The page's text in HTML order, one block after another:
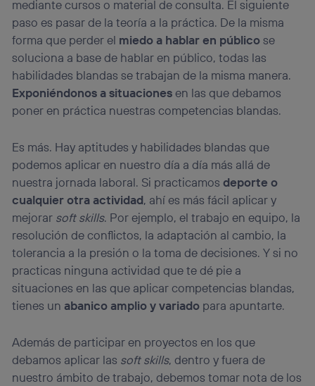
mediante cursos o material de consulta. El siguiente
paso es pasar de la teoría a la práctica. De la misma
forma que perder el miedo a hablar en públicose
soluciona a base de hablar en público, todas las
habilidades blandas se trabajan de la misma manera.
Exponiéndonos a situacionesen las que debamos
poner en práctica nuestras competencias blandas.
Es más. Hay aptitudes y habilidades blandas que
podemos aplicar en nuestro día a día más allá de
nuestra jornada laboral. Si practicamosdeporte o
cualquier otra actividad, ahí es más fácil aplicar y
mejorar soft skills. Por ejemplo, el trabajo en equipo, la
resolución de conflictos, la adaptación al cambio, la
tolerancia a la presión o la toma de decisiones. Y si no
practicas ninguna actividad que te dé pie a
situaciones en las que aplicar competencias blandas,
tienes un abanico amplio y variado para apuntarte.
Además de participar en proyectos en los que
debamos aplicar las soft skills, dentro y fuera de
nuestro ámbito de trabajo, debemos tomar nota de los